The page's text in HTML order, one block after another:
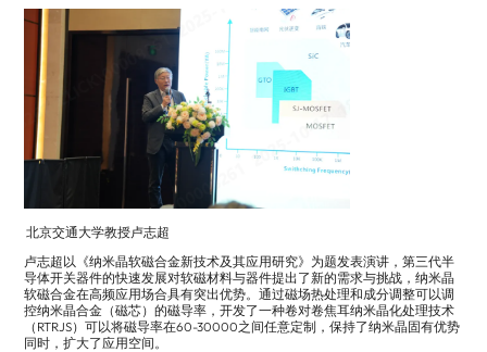
北京交通大学教授卢志超
卢志超以《纳米晶软磁合金新技术及其应用研究》为题发表演讲，第三代半
导体开关器件的快速发展对软磁材料与器件提出了新的需求与挑战，纳米晶
软磁合金在高频应用场合具有突出优势。通过磁场热处理和成分调整可以调
控纳米晶合金（磁芯）的磁导率，开发了一种卷对卷焦耳纳米晶化处理技术
（RTRJS）可以将磁导率在60-30000之间任意定制，保持了纳米晶固有优势
同时，扩大了应用空间。